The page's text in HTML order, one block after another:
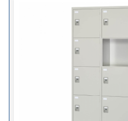
＜ヤマトらくらく家財便＞(搬入
サイズ：Ｅランク(350cmまで)
■横浜市内 1台 ￥1,000～（自
＊区により異なり